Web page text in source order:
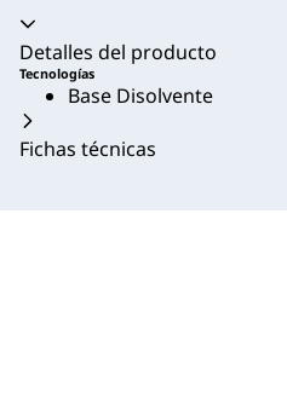
Acordeón colapsado
Detalles del producto
Tecnologías
Base Disolvente
Fichas técnicas